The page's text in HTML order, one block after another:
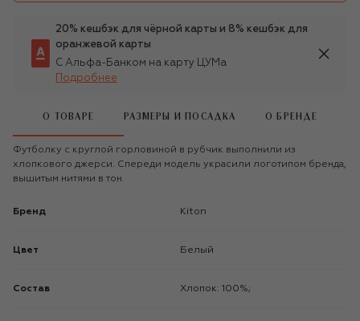
20% кешбэк для чёрной карты и 8% кешбэк для
оранжевой карты
С Альфа-Банком на карту ЦУМа
Подробнее
О ТОВАРЕ РАЗМЕРЫ И ПОСАДКА О БРЕНДЕ
Футболку с круглой горловиной в рубчик выполнили из
хлопкового джерси. Спереди модель украсили логотипом бренда,
вышитым нитями в тон.
Бренд Kiton
Цвет Белый
Состав Хлопок: 100%;